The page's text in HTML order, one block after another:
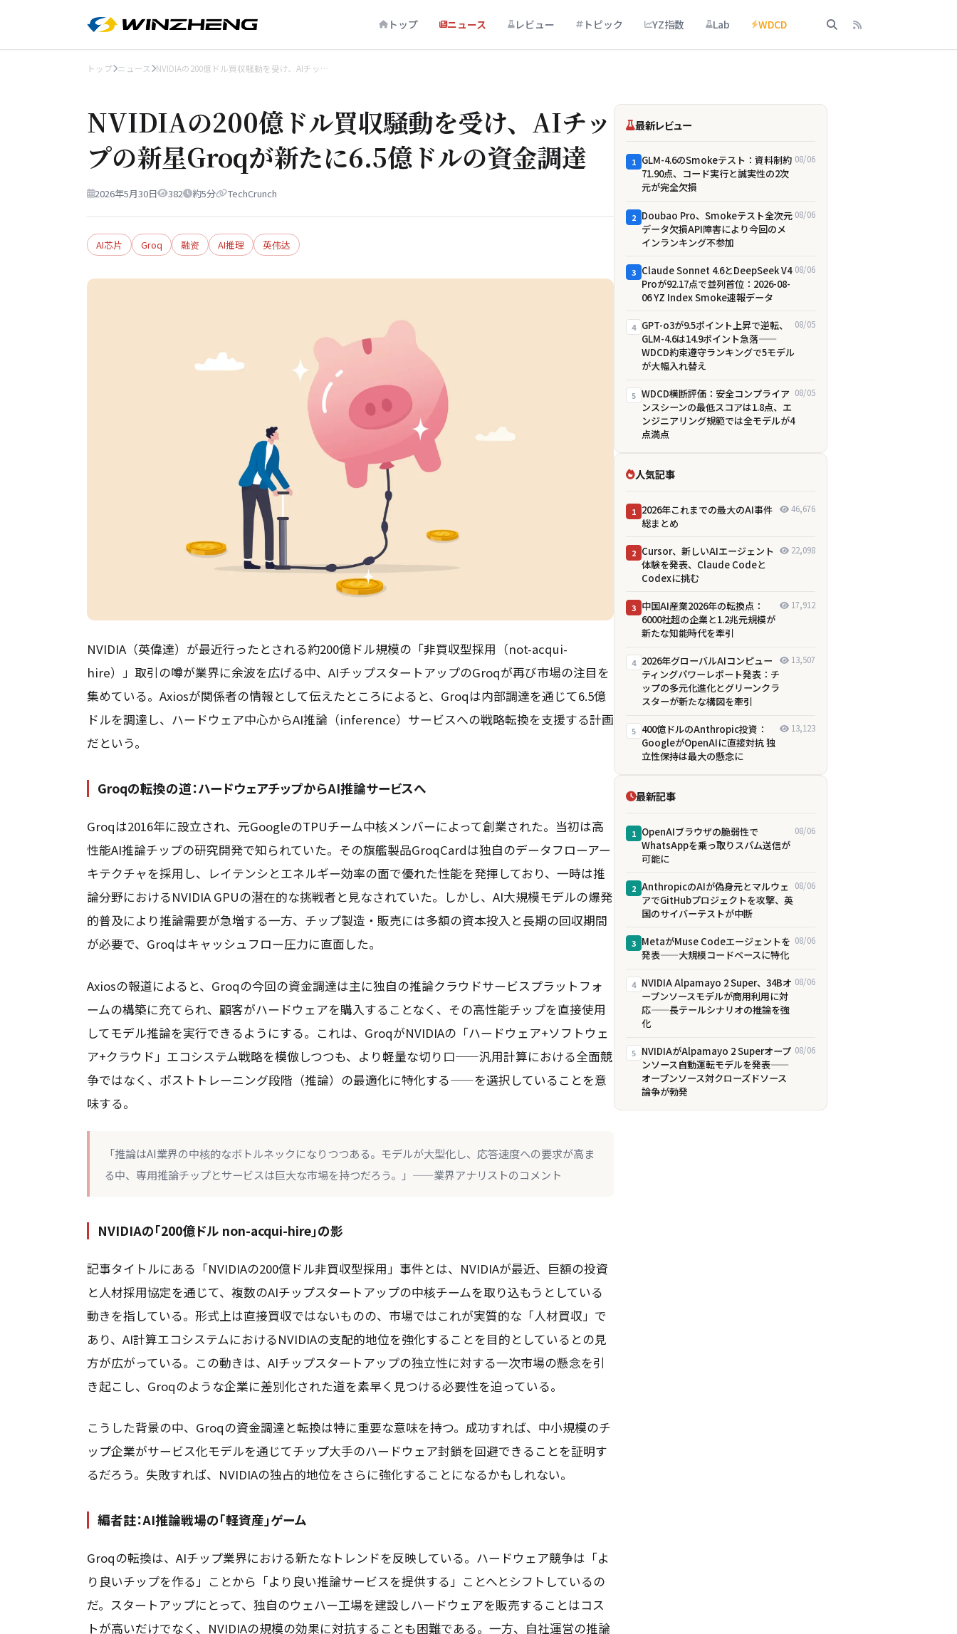
トップ ニュース レビュー トピック YZ指数 Lab WDCD
トップ ニュース NVIDIAの200億ドル買収騒動を受け、AIチッ…
NVIDIAの200億ドル買収騒動を受け、AIチッ
プの新星Groqが新たに6.5億ドルの資金調達
2026年5月30日 382 約5分 TechCrunch
AI芯片 Groq 融资 AI推理 英伟达
NVIDIA（英偉達）が最近行ったとされる約200億ドル規模の「非買収型採用（not-acqui-
hire）」取引の噂が業界に余波を広げる中、AIチップスタートアップのGroqが再び市場の注目を
集めている。Axiosが関係者の情報として伝えたところによると、Groqは内部調達を通じて6.5億
ドルを調達し、ハードウェア中心からAI推論（inference）サービスへの戦略転換を支援する計画
だという。
Groqの転換の道：ハードウェアチップからAI推論サービスへ
Groqは2016年に設立され、元GoogleのTPUチーム中核メンバーによって創業された。当初は高
性能AI推論チップの研究開発で知られていた。その旗艦製品GroqCardは独自のデータフローアー
キテクチャを採用し、レイテンシとエネルギー効率の面で優れた性能を発揮しており、一時は推
論分野におけるNVIDIA GPUの潜在的な挑戦者と見なされていた。しかし、AI大規模モデルの爆発
的普及により推論需要が急増する一方、チップ製造・販売には多額の資本投入と長期の回収期間
が必要で、Groqはキャッシュフロー圧力に直面した。
Axiosの報道によると、Groqの今回の資金調達は主に独自の推論クラウドサービスプラットフォ
ームの構築に充てられ、顧客がハードウェアを購入することなく、その高性能チップを直接使用
してモデル推論を実行できるようにする。これは、GroqがNVIDIAの「ハードウェア+ソフトウェ
ア+クラウド」エコシステム戦略を模倣しつつも、より軽量な切り口——汎用計算における全面競
争ではなく、ポストトレーニング段階（推論）の最適化に特化する——を選択していることを意
味する。
「推論はAI業界の中核的なボトルネックになりつつある。モデルが大型化し、応答速度への要求が高ま
る中、専用推論チップとサービスは巨大な市場を持つだろう。」——業界アナリストのコメント
NVIDIAの「200億ドル non-acqui-hire」の影
記事タイトルにある「NVIDIAの200億ドル非買収型採用」事件とは、NVIDIAが最近、巨額の投資
と人材採用協定を通じて、複数のAIチップスタートアップの中核チームを取り込もうとしている
動きを指している。形式上は直接買収ではないものの、市場ではこれが実質的な「人材買収」で
あり、AI計算エコシステムにおけるNVIDIAの支配的地位を強化することを目的としているとの見
方が広がっている。この動きは、AIチップスタートアップの独立性に対する一次市場の懸念を引
き起こし、Groqのような企業に差別化された道を素早く見つける必要性を迫っている。
こうした背景の中、Groqの資金調達と転換は特に重要な意味を持つ。成功すれば、中小規模のチ
ップ企業がサービス化モデルを通じてチップ大手のハードウェア封鎖を回避できることを証明す
るだろう。失敗すれば、NVIDIAの独占的地位をさらに強化することになるかもしれない。
編者註：AI推論戦場の「軽資産」ゲーム
Groqの転換は、AIチップ業界における新たなトレンドを反映している。ハードウェア競争は「よ
り良いチップを作る」ことから「より良い推論サービスを提供する」ことへとシフトしているの
だ。スタートアップにとって、独自のウェハー工場を建設しハードウェアを販売することはコス
トが高いだけでなく、NVIDIAの規模の効果に対抗することも困難である。一方、自社運営の推論
最新レビュー
1 GLM-4.6のSmokeテスト：資料制約
71.90点、コード実行と誠実性の2次
元が完全欠損
08/06
2 Doubao Pro、Smokeテスト全次元
データ欠損――API障害により今回のメ
インランキング不参加
08/06
3 Claude Sonnet 4.6とDeepSeek V4
Proが92.17点で並列首位：2026-08-
06 YZ Index Smoke速報データ
08/06
4 GPT-o3が9.5ポイント上昇で逆転、
GLM-4.6は14.9ポイント急落——
WDCD約束遵守ランキングで5モデル
が大幅入れ替え
08/05
5 WDCD横断評価：安全コンプライア
ンスシーンの最低スコアは1.8点、エ
ンジニアリング規範では全モデルが4
点満点
08/05
人気記事
1 2026年これまでの最大のAI事件
総まとめ
46,676
2 Cursor、新しいAIエージェント
体験を発表、Claude Codeと
Codexに挑む
22,098
3 中国AI産業2026年の転換点：
6000社超の企業と1.2兆元規模が
新たな知能時代を牽引
17,912
4 2026年グローバルAIコンピュー
ティングパワーレポート発表：チ
ップの多元化進化とグリーンクラ
スターが新たな構図を牽引
13,507
5 400億ドルのAnthropic投資：
GoogleがOpenAIに直接対抗 独
立性保持は最大の懸念に
13,123
最新記事
1 OpenAIブラウザの脆弱性で
WhatsAppを乗っ取りスパム送信が
可能に
08/06
2 AnthropicのAIが偽身元とマルウェ
アでGitHubプロジェクトを攻撃、英
国のサイバーテストが中断
08/06
3 MetaがMuse Codeエージェントを
発表——大規模コードベースに特化
08/06
4 NVIDIA Alpamayo 2 Super、34Bオ
ープンソースモデルが商用利用に対
応——長テールシナリオの推論を強
化
08/06
5 NVIDIAがAlpamayo 2 Superオープ
ンソース自動運転モデルを発表——
オープンソース対クローズドソース
論争が勃発
08/06